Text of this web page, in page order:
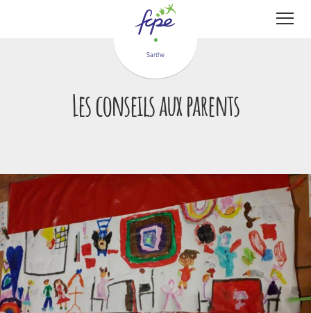
Sarthe
Les conseils aux parents
Panneau de gestion des cookies